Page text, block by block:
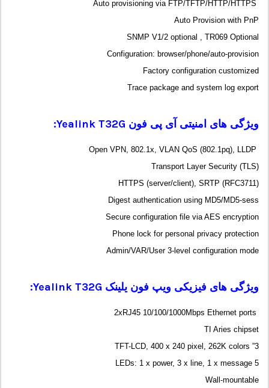
Auto Provision with PnP
SNMP V1/2 optional , TR069 Optional
Configuration: browser/phone/auto-provision
Factory configuration customized
Trace package and system log export
ویژگی های امنیتی آی پی فون Yealink T32G
:
Transport Layer Security (TLS)
HTTPS (server/client), SRTP (RFC3711)
Digest authentication using MD5/MD5-sess
Secure configuration file via AES encryption
Phone lock for personal privacy protection
Admin/VAR/User 3-level configuration mode
ویژگی های فیزیکی ویپ فون یلینک Yealink T32G
:
TI Aries chipset
3” TFT-LCD, 400 x 240 pixel, 262K colors
5 LEDs: 1 x power, 3 x line, 1 x message
Wall-mountable